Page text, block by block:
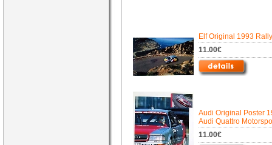
Elf Original 1993
11.00€
Audi Original Poster
Audi Quattro
11.00€